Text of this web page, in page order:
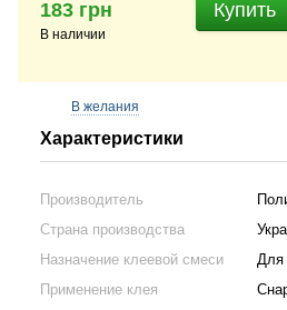
183 грн
В наличии
Купить
В желания
Характеристики
Производитель
Страна производства
Назначение клеевой смеси
Для
Применение клея